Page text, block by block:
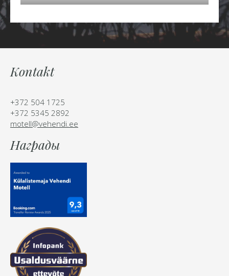
Kontakt
+372 504 1725
+372 5345 2892
motell@vehendi.ee
Hаграды